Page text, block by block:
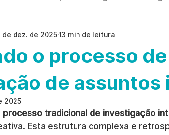
Estudos de caso
Internas Ética da IA revenção de
o processo de
de assuntos
de dez. de 202513 min de leitura
2025
processo tradicional de investigação
Esta estrutura complexa e